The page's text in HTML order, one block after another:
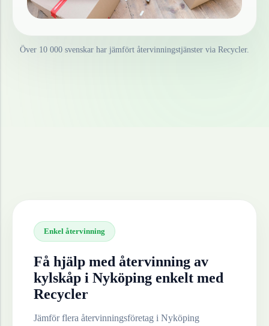
Över 10 000 svenskar har jämfört återvinningstjänster via Recycler.
Enkel återvinning
Få hjälp med återvinning av
kylskåp i Nyköping enkelt med
Recycler
Jämför flera återvinningsföretag i Nyköping